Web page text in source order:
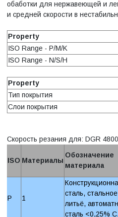
обаботки для нержавеющей и
и средней скорости в
Property
ISO Range - P/M/K
ISO Range - N/S/H
Property
Тип покрытия
Слои покрытия
Скорость резания для: DGR
ISO Материалы
Обозначение
материала
P 1
сталь, стальное
литьё,
сталь <0,25% C.